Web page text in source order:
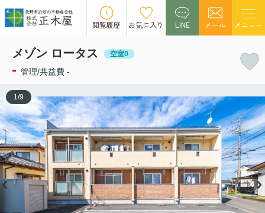
閲覧履歴 お気に入り LINE メール メニュー
この物件の募集は終了しました。
メゾン ロータス 空室0
- 管理/共益費 -
1/9